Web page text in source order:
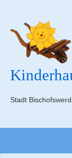
springen
Stadt